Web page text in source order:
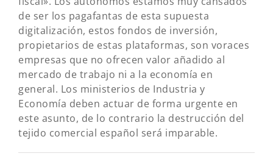
de ser los pagafantas de esta supuesta
digitalización, estos fondos de inversión,
propietarios de estas plataformas, son voraces
empresas que no ofrecen valor añadido al
mercado de trabajo ni a la economía en
general. Los ministerios de Industria y
Economía deben actuar de forma urgente en
este asunto, de lo contrario la destrucción del
tejido comercial español será imparable.